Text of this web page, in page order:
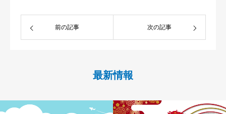
前の記事 次の記事
最新情報